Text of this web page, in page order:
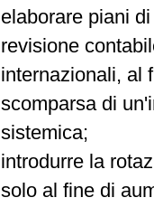
elaborare piani
revisione
internazionali, al
scomparsa di
sistemica;
introdurre la
solo al fine di